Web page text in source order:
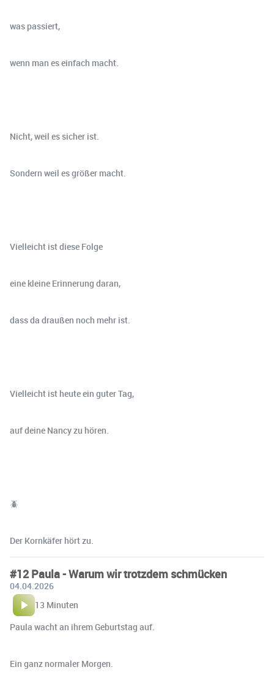
was passiert,
wenn man es einfach macht.
Nicht, weil es sicher ist.
Sondern weil es größer macht.
Vielleicht ist diese Folge
eine kleine Erinnerung daran,
dass da draußen noch mehr ist.
Vielleicht ist heute ein guter Tag,
auf deine Nancy zu hören.
🪲
Der Kornkäfer hört zu.
#12 Paula - Warum wir trotzdem schmücken
04.04.2026
13 Minuten
Paula wacht an ihrem Geburtstag auf.
Ein ganz normaler Morgen.